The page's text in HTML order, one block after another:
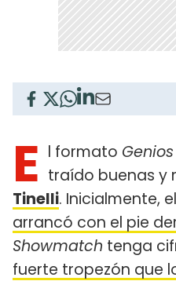
E l formato
traído buenas y
Tinelli. Inicialmente,
arrancó con el pie
Showmatch tenga
fuerte tropezón que